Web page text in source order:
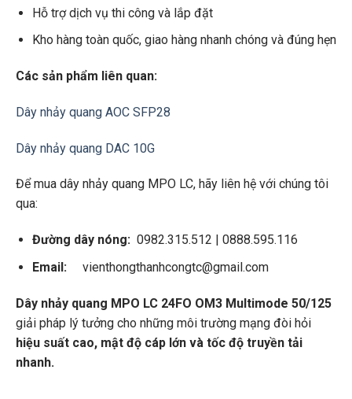
Hỗ trợ dịch vụ thi công và lắp đặt
Kho hàng toàn quốc, giao hàng nhanh chóng và đúng hẹn
Các sản phẩm liên quan:
Dây nhảy quang AOC SFP28
Dây nhảy quang DAC 10G
Để mua dây nhảy quang MPO LC, hãy liên hệ với chúng tôi
qua:
Đường dây nóng:0982.315.512 | 0888.595.116
Email:vienthongthanhcongtc@gmail.com
Dây nhảy quang MPO LC 24FO OM3 Multimode 50/125
giải pháp lý tưởng cho những môi trường mạng đòi hỏi
hiệu suất cao, mật độ cáp lớn và tốc độ truyền tải
nhanh.